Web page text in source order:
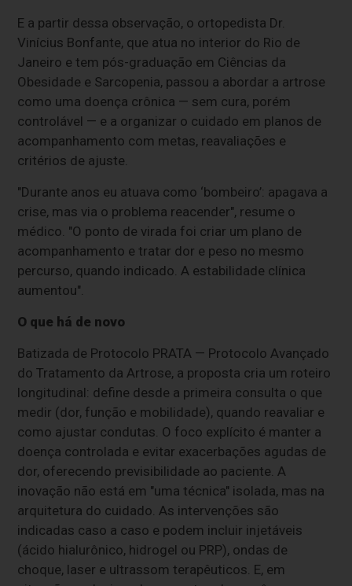
E a partir dessa observação, o ortopedista Dr.
Vinícius Bonfante, que atua no interior do Rio de
Janeiro e tem pós-graduação em Ciências da
Obesidade e Sarcopenia, passou a abordar a artrose
como uma doença crônica — sem cura, porém
controlável — e a organizar o cuidado em planos de
acompanhamento com metas, reavaliações e
critérios de ajuste.
"Durante anos eu atuava como ‘bombeiro’: apagava a
crise, mas via o problema reacender", resume o
médico. "O ponto de virada foi criar um plano de
acompanhamento e tratar dor e peso no mesmo
percurso, quando indicado. A estabilidade clínica
aumentou".
O que há de novo
Batizada de Protocolo PRATA — Protocolo Avançado
do Tratamento da Artrose, a proposta cria um roteiro
longitudinal: define desde a primeira consulta o que
medir (dor, função e mobilidade), quando reavaliar e
como ajustar condutas. O foco explícito é manter a
doença controlada e evitar exacerbações agudas de
dor, oferecendo previsibilidade ao paciente. A
inovação não está em "uma técnica" isolada, mas na
arquitetura do cuidado. As intervenções são
indicadas caso a caso e podem incluir injetáveis
(ácido hialurônico, hidrogel ou PRP), ondas de
choque, laser e ultrassom terapêuticos. E, em